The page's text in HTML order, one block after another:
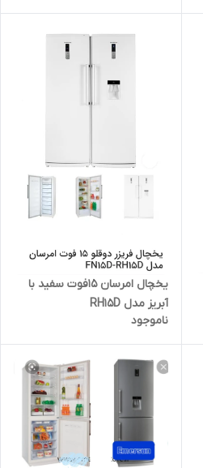
یخچال امرسان 15فوت سفید با
آبریز مدل RH15D
ناموجود